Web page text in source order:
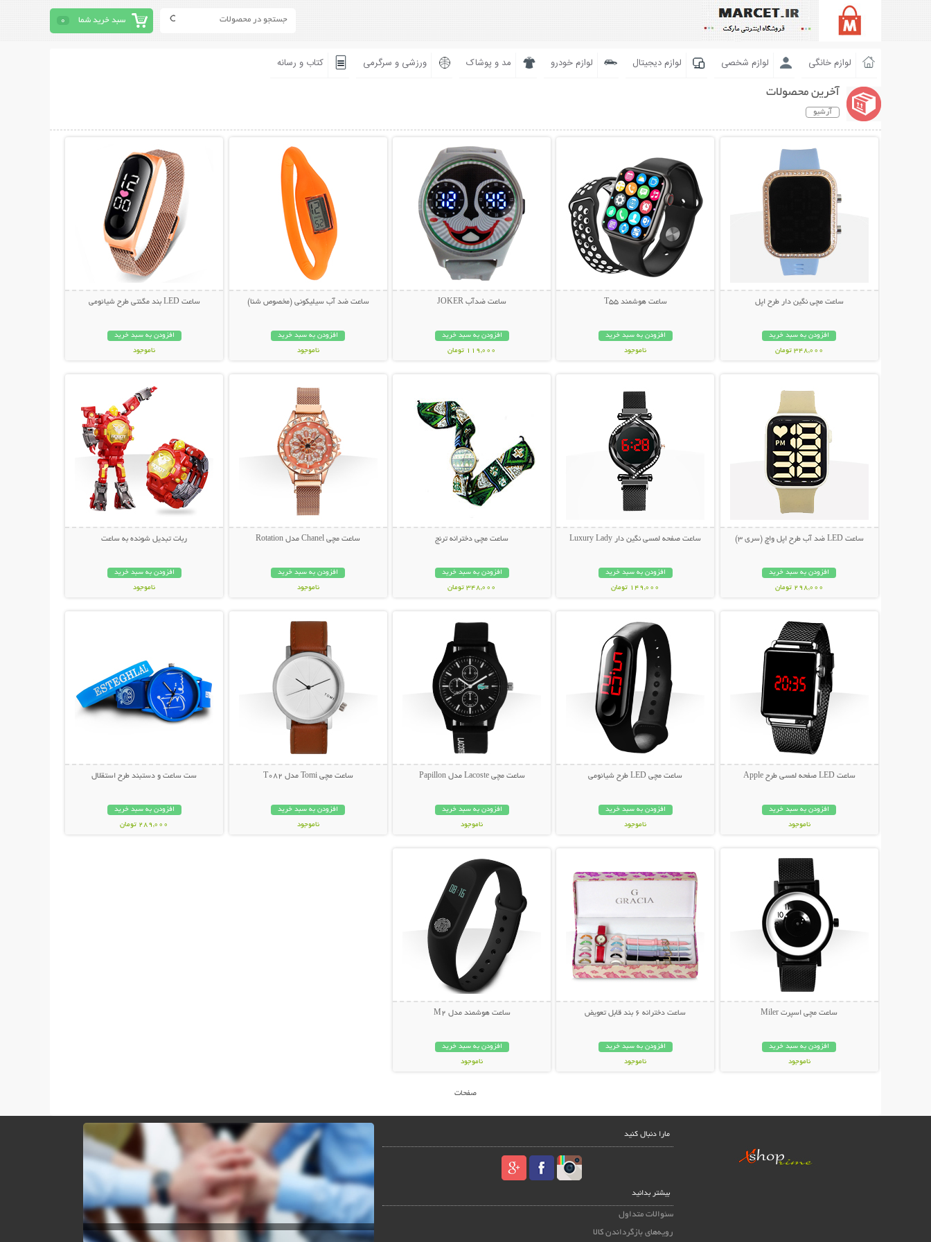
سبد خرید شما 0
لوازم خانگی لوازم شخصی لوازم دیجیتال لوازم خودرو مد و پوشاک ورزشی و سرگرمی کتاب و رسانه
آخرین محصولات
آرشیو
ساعت مچی نگین دار طرح اپل
افزودن به سبد خرید
348,000 تومان
ساعت هوشمند T55
افزودن به سبد خرید
ناموجود
ساعت ضدآب JOKER
افزودن به سبد خرید
119,000 تومان
ساعت ضد آب سیلیکونی (مخصوص شنا)
افزودن به سبد خرید
ناموجود
ساعت LED بند مگنتی طرح شیائومی
افزودن به سبد خرید
ناموجود
ساعت LED ضد آب طرح اپل واچ (سری 3)
افزودن به سبد خرید
298,000 تومان
ساعت صفحه لمسی نگین دار Luxury Lady
افزودن به سبد خرید
149,000 تومان
ساعت مچی دخترانه ترنج
افزودن به سبد خرید
348,000 تومان
ساعت مچی Chanel مدل Rotation
افزودن به سبد خرید
ناموجود
ربات تبدیل شونده به ساعت
افزودن به سبد خرید
ناموجود
ساعت LED صفحه لمسی طرح Apple
افزودن به سبد خرید
ناموجود
ساعت مچی LED طرح شیائومی
افزودن به سبد خرید
ناموجود
ساعت مچی Lacoste مدل Papillon
افزودن به سبد خرید
ناموجود
ساعت مچی Tomi مدل T082
افزودن به سبد خرید
ناموجود
ست ساعت و دستبند طرح استقلال
افزودن به سبد خرید
289,000 تومان
ساعت مچی اسپرت Miler
افزودن به سبد خرید
ناموجود
ساعت دخترانه 6 بند قابل تعویض
افزودن به سبد خرید
ناموجود
ساعت هوشمند مدل M2
افزودن به سبد خرید
ناموجود
صفحات
مارا دنبال کنید
بیشتر بدانید
سئوالات متداول
رویه‌های بازگرداندن کالا